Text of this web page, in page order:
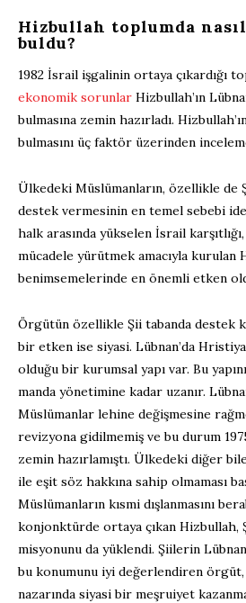
Hizbullah toplumda
buldu?
1982 İsrail işgalinin ortaya çıkardığı
ekonomik sorunlar Hizbullah’ın
bulmasına zemin hazırladı.
bulmasını üç faktör üzerinden
Ülkedeki Müslümanların, özellikle de
destek vermesinin en temel sebebi
halk arasında yükselen İsrail
mücadele yürütmek amacıyla kurulan
benimsemelerinde en önemli etken
Örgütün özellikle Şii tabanda destek
bir etken ise siyasi. Lübnan’da
olduğu bir kurumsal yapı var. Bu
manda yönetimine kadar uzanır.
Müslümanlar lehine değişmesine
revizyona gidilmemiş ve bu durum
zemin hazırlamıştı. Ülkedeki diğer
ile eşit söz hakkına sahip olmaması
Müslümanların kısmi dışlanmasını
konjonktürde ortaya çıkan Hizbullah,
misyonunu da yüklendi. Şiilerin
bu konumunu iyi değerlendiren
nazarında siyasi bir meşruiyet